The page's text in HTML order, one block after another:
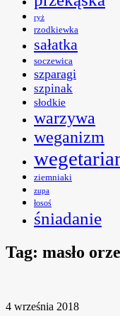
ryż
rzodkiewka
sałatka
soczewica
szparagi
szpinak
słodkie
warzywa
weganizm
ziemniaki
zupa
łosoś
śniadanie
Tag: masło
4 września 2018